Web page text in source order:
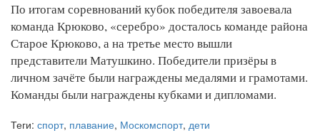
По итогам соревнований кубок победителя завоевала
команда Крюково, «серебро» досталось команде района
Старое Крюково, а на третье место вышли
представители Матушкино. Победители призёры в
личном зачёте были награждены медалями и грамотами.
Команды были награждены кубками и дипломами.
Теги: спорт, плавание, Москомспорт, дети